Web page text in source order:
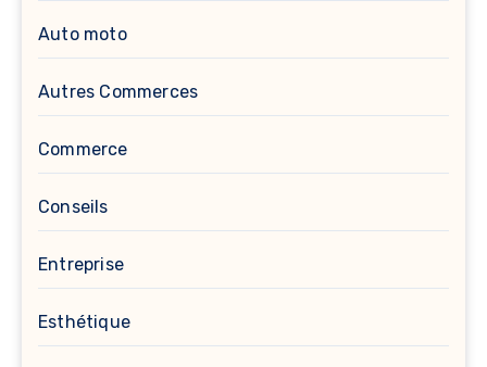
Auto moto
Autres Commerces
Commerce
Conseils
Entreprise
Esthétique